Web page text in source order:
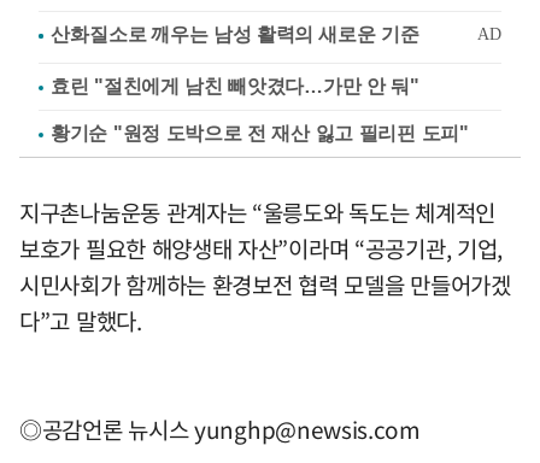
효린 "절친에게 남친 빼앗겼다…가만 안 둬"
황기순 "원정 도박으로 전 재산 잃고 필리핀 도피"
지구촌나눔운동 관계자는 “울릉도와 독도는 체계적인
보호가 필요한 해양생태 자산”이라며 “공공기관, 기업,
시민사회가 함께하는 환경보전 협력 모델을 만들어가겠
다”고 말했다.
◎공감언론 뉴시스yunghp@newsis.com